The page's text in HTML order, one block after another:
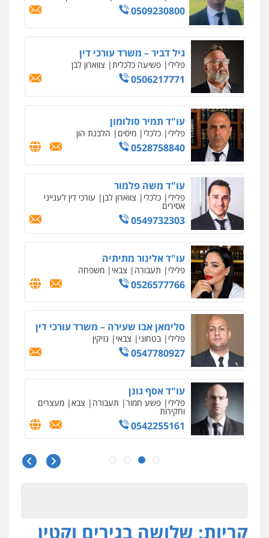
0509230800
גיל דביר – משרד עורכי דין
פלילי פשיעה כלכלית צווארון לבן
0506217771
עו"ד תמיר סולומון
פלילי כלכלי מיסים הלבנת הון
0528758840
עו"ד משה פלמור
פלילי כלכלי צווארון לבן עורכי דין לענייני
אסירים
0549732303
עו"ד אלינור מתיתיה
פלילי תעבורה צבאי משפחה
0526577766
סלימאן אבו שעירה – משרד עורכי דין
פלילי בטחוני צבאי נזיקין
0547780927
עו"ד אסף גונן
פלילי פשע חמור תעבורה צבא מעצרים
וחקירות
0542255161
גל דהן – משרד עורך דין פלילי
מעצרים
עו"ד ראוף נג'אר
קריות: שלושה בגירים וקטין